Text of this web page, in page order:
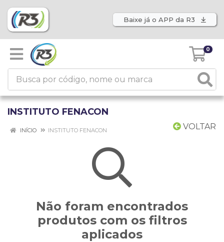
Baixe já o APP da R3
0
INSTITUTO FENACON
VOLTAR
INÍCIO INSTITUTO FENACON
Não foram encontrados
produtos com os filtros
aplicados